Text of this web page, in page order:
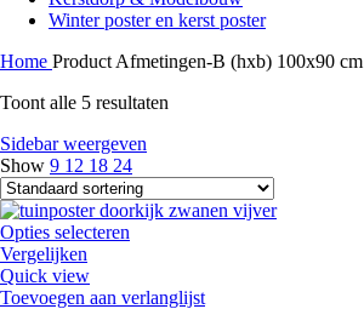
Winter poster en kerst poster
Home Product Afmetingen-B (hxb) 100x90 cm
Toont alle 5 resultaten
Sidebar weergeven
Show 9 12 18 24
Opties selecteren
Vergelijken
Quick view
Toevoegen aan verlanglijst